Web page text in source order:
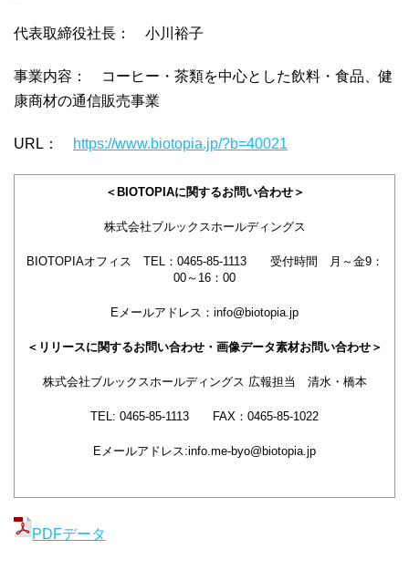
代表取締役社長： 小川裕子
事業内容： コーヒー・茶類を中心とした飲料・食品、健
康商材の通信販売事業
URL： https://www.biotopia.jp/?b=40021
＜BIOTOPIAに関するお問い合わせ＞
株式会社ブルックスホールディングス
BIOTOPIAオフィス TEL：0465-85-1113 受付時間 月～金9：
00～16：00
Eメールアドレス：info@biotopia.jp
＜リリースに関するお問い合わせ・画像データ素材お問い合わせ＞
株式会社ブルックスホールディングス 広報担当 清水・橋本
TEL: 0465-85-1113 FAX：0465-85-1022
Eメールアドレス:info.me-byo@biotopia.jp
PDFデータ